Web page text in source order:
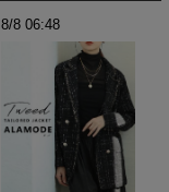
8/8 06:48